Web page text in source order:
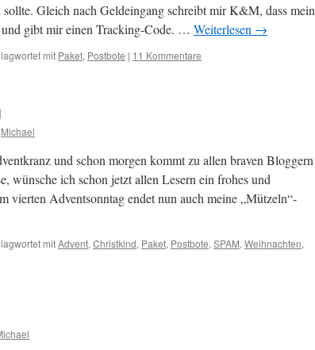
Gleich nach Geldeingang schreibt mir K&M, dass mein
gibt mir einen Tracking-Code. … Weiterlesen →
mit Paket, Postbote | 11 Kommentare
Michael
und schon morgen kommt zu allen braven Bloggern
wünsche ich schon jetzt allen Lesern ein frohes und
vierten Adventsonntag endet nun auch meine „Mützeln“-
mitAdvent, Christkind, Paket, Postbote, SPAM, Weihnachten,